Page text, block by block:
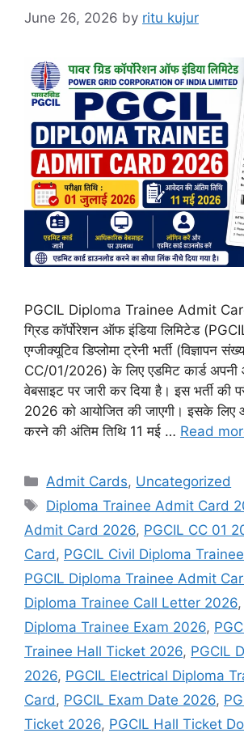
June 26, 2026 by ritu kujur
PGCIL Diploma Trainee Admit
ग्रिड कॉर्पोरेशन ऑफ इंडिया लिमिटेड
एग्जीक्यूटिव डिप्लोमा ट्रेनी भर्ती (विज्ञापन
CC/01/2026) के लिए एडमिट कार्ड अपनी
वेबसाइट पर जारी कर दिया है। इस भर्ती की
2026 को आयोजित की जाएगी। इसके
करने की अंतिम तिथि 11 मई … Read
Admit Cards, Uncategorized
Diploma Trainee Admit Card
Admit Card 2026, PGCIL CC 01
Card , PGCIL Civil Diploma
PGCIL Diploma Trainee Admit
Diploma Trainee Call Letter 2026,
Diploma Trainee Exam 2026,
Trainee Hall Ticket 2026, PGCIL
2026, PGCIL Electrical Diploma
Card , PGCIL Exam Date 2026,
Ticket 2026, PGCIL Hall Ticket